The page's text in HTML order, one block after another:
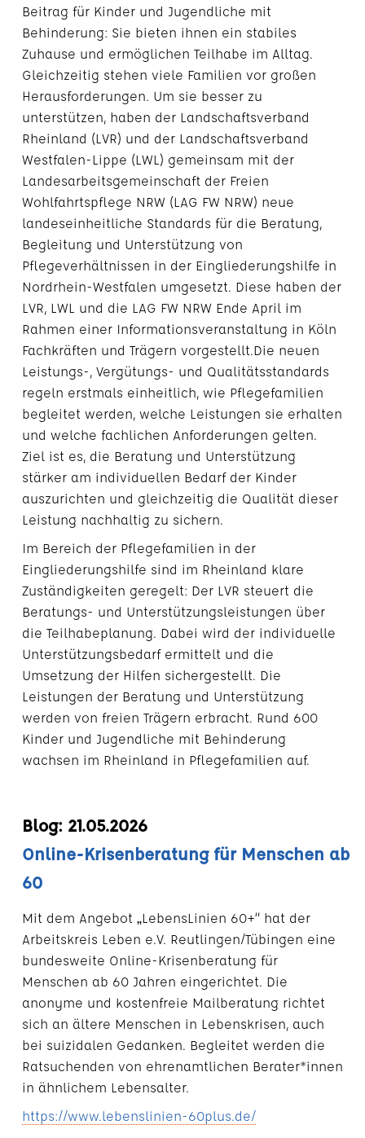
Beitrag für Kinder und Jugendliche mit
Behinderung: Sie bieten ihnen ein stabiles
Zuhause und ermöglichen Teilhabe im Alltag.
Gleichzeitig stehen viele Familien vor großen
Herausforderungen. Um sie besser zu
unterstützen, haben der Landschaftsverband
Rheinland (LVR) und der Landschaftsverband
Westfalen-Lippe (LWL) gemeinsam mit der
Landesarbeitsgemeinschaft der Freien
Wohlfahrtspflege NRW (LAG FW NRW) neue
landeseinheitliche Standards für die Beratung,
Begleitung und Unterstützung von
Pflegeverhältnissen in der Eingliederungshilfe in
Nordrhein-Westfalen umgesetzt. Diese haben der
LVR, LWL und die LAG FW NRW Ende April im
Rahmen einer Informationsveranstaltung in Köln
Fachkräften und Trägern vorgestellt.Die neuen
Leistungs-, Vergütungs- und Qualitätsstandards
regeln erstmals einheitlich, wie Pflegefamilien
begleitet werden, welche Leistungen sie erhalten
und welche fachlichen Anforderungen gelten.
Ziel ist es, die Beratung und Unterstützung
stärker am individuellen Bedarf der Kinder
auszurichten und gleichzeitig die Qualität dieser
Leistung nachhaltig zu sichern.
Im Bereich der Pflegefamilien in der
Eingliederungshilfe sind im Rheinland klare
Zuständigkeiten geregelt: Der LVR steuert die
Beratungs- und Unterstützungsleistungen über
die Teilhabeplanung. Dabei wird der individuelle
Unterstützungsbedarf ermittelt und die
Umsetzung der Hilfen sichergestellt. Die
Leistungen der Beratung und Unterstützung
werden von freien Trägern erbracht. Rund 600
Kinder und Jugendliche mit Behinderung
wachsen im Rheinland in Pflegefamilien auf.
Blog: 21.05.2026
Online-Krisenberatung für Menschen ab
60
Mit dem Angebot „LebensLinien 60+“ hat der
Arbeitskreis Leben e.V. Reutlingen/Tübingen eine
bundesweite Online-Krisenberatung für
Menschen ab 60 Jahren eingerichtet. Die
anonyme und kostenfreie Mailberatung richtet
sich an ältere Menschen in Lebenskrisen, auch
bei suizidalen Gedanken. Begleitet werden die
Ratsuchenden von ehrenamtlichen Berater*innen
in ähnlichem Lebensalter.
https://www.lebenslinien-60plus.de/